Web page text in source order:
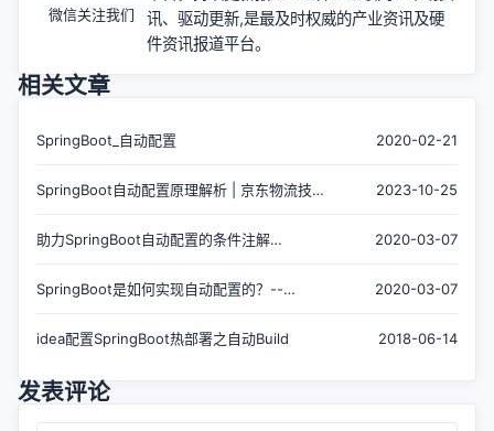
微信关注我们
讯、驱动更新,是最及时权威的产业资讯及硬
件资讯报道平台。
相关文章
SpringBoot_自动配置 2020-02-21
SpringBoot自动配置原理解析 | 京东物流技术
2023-10-25
助力SpringBoot自动配置的条件注解
（三）
2020-03-07
SpringBoot是如何实现自动配置的？--
2020-03-07
idea配置SpringBoot热部署之自动Build 2018-06-14
发表评论